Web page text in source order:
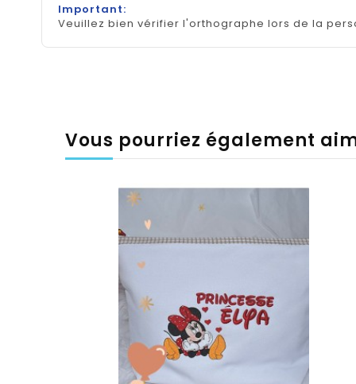
Important:
Veuillez bien vérifier l'orthographe lors de la
Vous pourriez également